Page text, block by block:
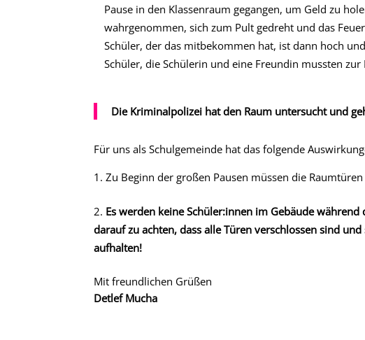
Pause in den Klassenraum gegangen, um Geld zu
wahrgenommen, sich zum Pult gedreht und das
Schüler, der das mitbekommen hat, ist dann hoch
Schüler, die Schülerin und eine Freundin mussten
Die Kriminalpolizei hat den Raum untersucht und
Für uns als Schulgemeinde hat das folgende
Zu Beginn der großen Pausen müssen die
Es werden keine Schüler:innen im Gebäude
darauf zu achten, dass alle Türen verschlossen sind
aufhalten!
Mit freundlichen Grüßen
Detlef Mucha